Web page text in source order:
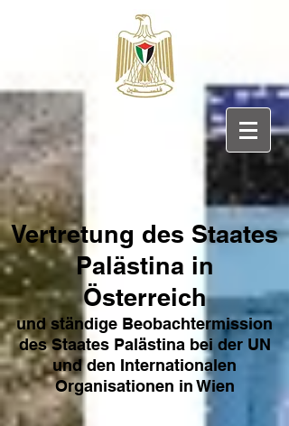
Vertretung des Staates
Palästina in
Österreich
und ständige Beobachtermission
des Staates Palästina bei der UN
und den Internationalen
Organisationen in Wien